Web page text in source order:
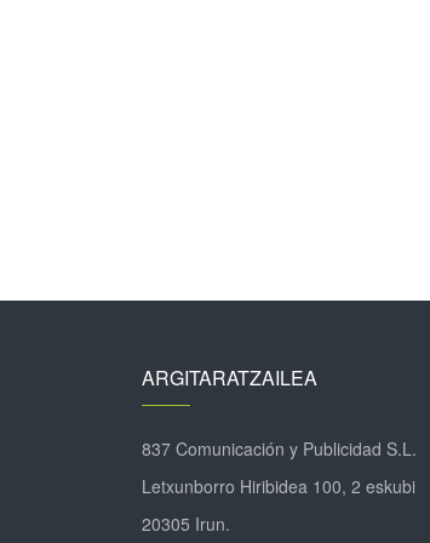
ARGITARATZAILEA
837 Comunicación y Publicidad S.L.
Letxunborro Hiribidea 100, 2 eskubi
20305 Irun.